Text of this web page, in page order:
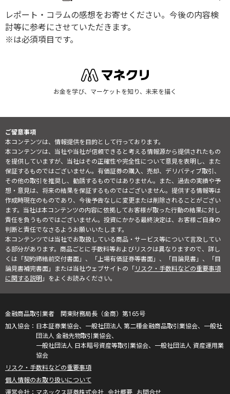
レポート・コラムの感想をお寄せください。今後の内容検
討等に参考にさせていただきます。
※は必須項目です。
お金を学び、マーケットを知り、未来を描く
ご留意事項
本コンテンツは、情報提供を目的として行っております。
本コンテンツは、当社や当社が信頼できると考える情報源から提供されたもの
を提供していますが、当社はその正確性や完全性について意見を表明し、また
保証するものではございません。有価証券の購入、売却、デリバティブ取引、
その他の取引を推奨し、勧誘するものではありません。また、過去の実績や予
想・意見は、将来の結果を保証するものではございません。提供する情報等は
作成時現在のものであり、今後予告なしに変更または削除されることがござい
ます。当社は本コンテンツの内容に依拠してお客様が取った行動の結果に対し
責任を負うものではございません。投資にかかる最終決定は、お客様ご自身の
判断と責任でなさるようお願いいたします。
本コンテンツでは当社でお取扱している商品・サービス等について言及してい
る部分があります。商品ごとに手数料等およびリスクは異なりますので、詳し
くは「契約締結前交付書面」、「上場有価証券等書面」、「目論見書」、「目
論見書補完書面」または当社ウェブサイトの「リスク・手数料などの重要事項
に関する説明」をよくお読みください。
金融商品取引業者 関東財務局長（金商）第165号
日本証券業協会、一般社団法人 第二種金融商品取引業協会、一般社
団法人 金融先物取引業協会、
一般社団法人 日本暗号資産等取引業協会、一般社団法人 資産運用業
協会
リスク・手数料などの重要事項
個人情報のお取り扱いについて
マネックス証券株式会社 会社概要 お問合せ